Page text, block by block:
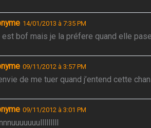
14/01/2013 à 7:35 PM
bof mais je la préfere quand elle
09/11/2012 à 3:57 PM
de me tuer quand j’entend cette
09/11/2012 à 3:01 PM